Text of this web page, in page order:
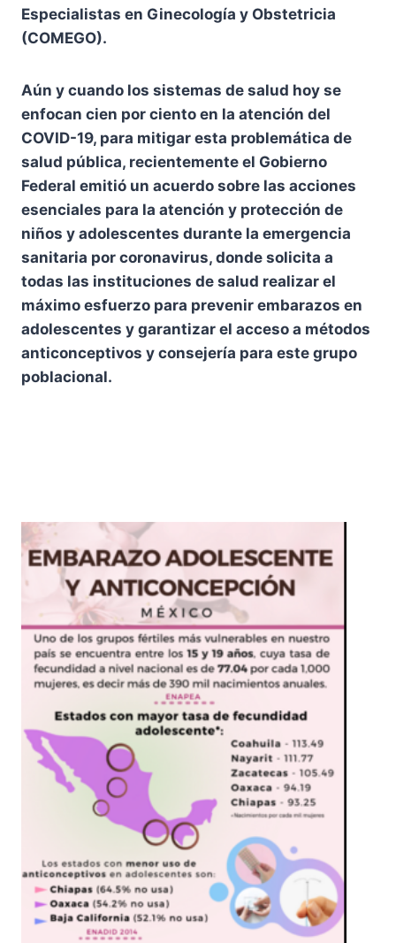
Especialistas en Ginecología y Obstetricia
(COMEGO).
Aún y cuando los sistemas de salud hoy se
enfocan cien por ciento en la atención del
COVID-19, para mitigar esta problemática de
salud pública, recientemente el Gobierno
Federal emitió un acuerdo sobre las acciones
esenciales para la atención y protección de
niños y adolescentes durante la emergencia
sanitaria por coronavirus, donde solicita a
todas las instituciones de salud realizar el
máximo esfuerzo para prevenir embarazos en
adolescentes y garantizar el acceso a métodos
anticonceptivos y consejería para este grupo
poblacional.